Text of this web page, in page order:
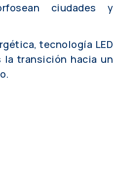
ciudades y
tecnología LED
transición hacia un